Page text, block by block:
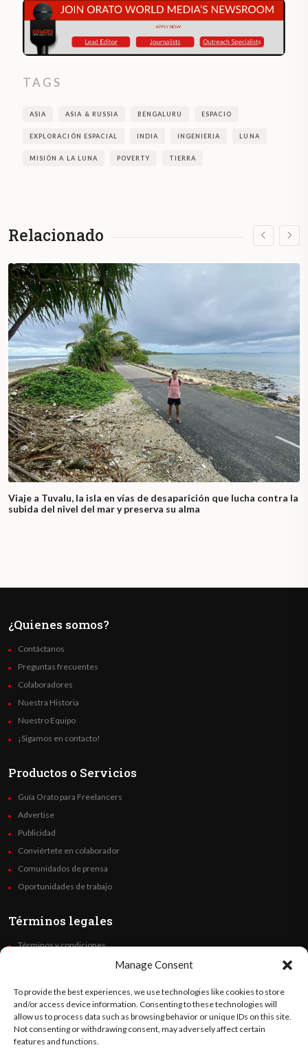
Manage Consent
To provide the best experiences, we use technologies like cookies to store
and/or access device information. Consenting to these technologies will
allow us to process data such as browsing behavior or unique IDs on this site.
Not consenting or withdrawing consent, may adversely affect certain
features and functions.
TAGS
ASIA ASIA & RUSSIA BENGALURU ESPACIO
EXPLORACIÓN ESPACIAL INDIA INGENIERIA LUNA
MISIÓN A LA LUNA POVERTY TIERRA
Relacionado
Viaje a Tuvalu, la isla en vías de desaparición que lucha contra la
subida del nivel del mar y preserva su alma
¿Quienes somos?
Contáctanos
Preguntas frecuentes
Colaboradores
Nuestra Historia
Nuestro Equipo
¡Sigamos en contacto!
Productos o Servicios
Guía Orato para Freelancers
Advertise
Publicidad
Conviértete en colaborador
Comunidados de prensa
Oportunidades de trabajo
Términos legales
Términos y condiciones
Code of Ethics
Síguenos